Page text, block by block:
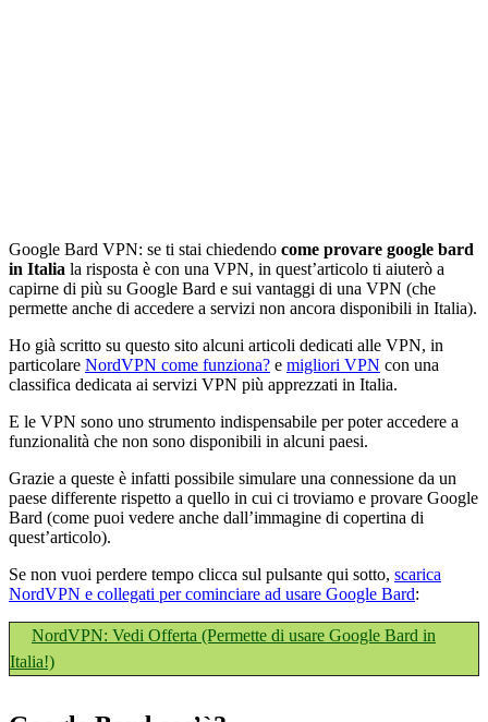
Google Bard VPN: se ti stai chiedendo come provare google bard
in Italia la risposta è con una VPN, in quest’articolo ti aiuterò a
capirne di più su Google Bard e sui vantaggi di una VPN (che
permette anche di accedere a servizi non ancora disponibili in Italia).
Ho già scritto su questo sito alcuni articoli dedicati alle VPN, in
particolare NordVPN come funziona? e migliori VPN con una
classifica dedicata ai servizi VPN più apprezzati in Italia.
E le VPN sono uno strumento indispensabile per poter accedere a
funzionalità che non sono disponibili in alcuni paesi.
Grazie a queste è infatti possibile simulare una connessione da un
paese differente rispetto a quello in cui ci troviamo e provare Google
Bard (come puoi vedere anche dall’immagine di copertina di
quest’articolo).
Se non vuoi perdere tempo clicca sul pulsante qui sotto, scarica
NordVPN e collegati per cominciare ad usare Google Bard:
NordVPN: Vedi Offerta (Permette di usare Google Bard in
Italia!)